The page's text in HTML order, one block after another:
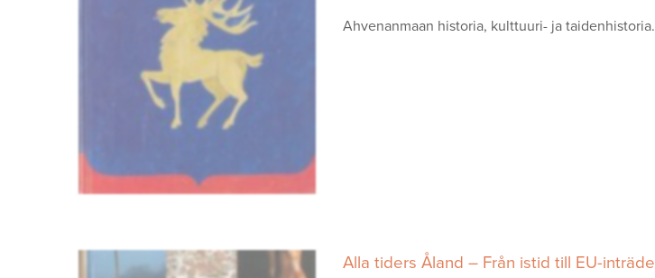
Ahvenanmaan historia, kulttuuri- ja taidenhistoria.
Alla tiders Åland – Från istid till EU-inträde